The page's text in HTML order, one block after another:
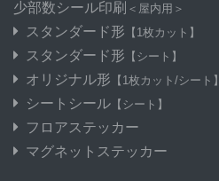
少部数シール印刷 ＜屋内用＞
スタンダード形 【1枚カット】
スタンダード形 【シート】
オリジナル形 【1枚カット/シート】
シートシール 【シート】
フロアステッカー
マグネットステッカー